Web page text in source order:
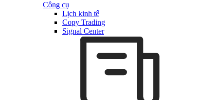
Công cụ
Lịch kinh tế
Copy Trading
Signal Center